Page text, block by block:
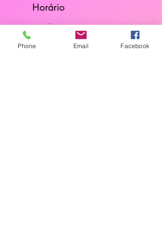
Horário
Dias Úteis: 10H00 - 18H00
Phone Email Facebook